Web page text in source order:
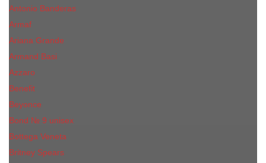
Antonio Banderas
Armaf
Ariana Grande
Armand Basi
Azzaro
Benefit
Beyonce
Bond № 9 unisex
Bottega Veneta
Britney Spears